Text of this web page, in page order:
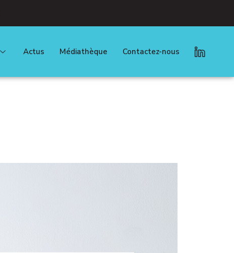
Actus Médiathèque Contactez-nous